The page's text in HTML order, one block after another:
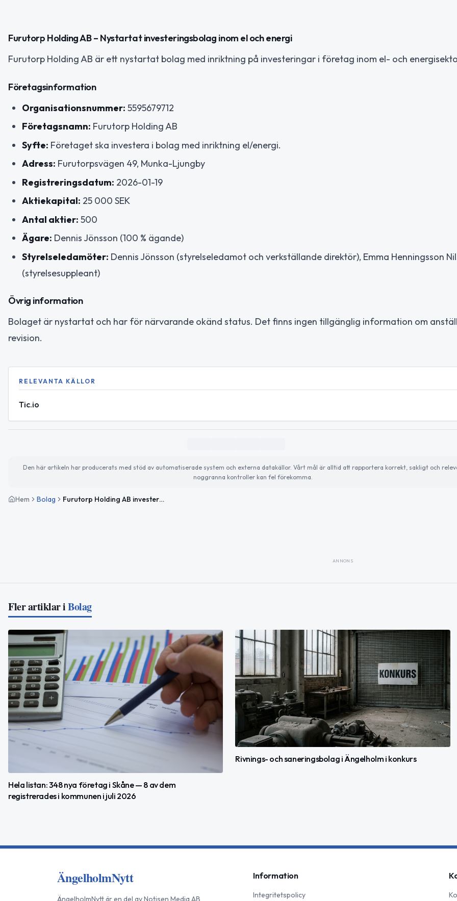
Furutorp Holding AB – Nystartat investeringsbolag inom el och energi
Furutorp Holding AB är ett nystartat bolag med inriktning på investeringar i företag inom el- och
Företagsinformation
Organisationsnummer: 5595679712
Företagsnamn: Furutorp Holding AB
Syfte: Företaget ska investera i bolag med inriktning el/energi.
Adress: Furutorpsvägen 49, Munka-Ljungby
Registreringsdatum: 2026-01-19
Aktiekapital: 25 000 SEK
Antal aktier: 500
Ägare: Dennis Jönsson (100 % ägande)
Styrelseledamöter: Dennis Jönsson (styrelseledamot och verkställande direktör), Emma Henningsson
(styrelsesuppleant)
Övrig information
Bolaget är nystartat och har för närvarande okänd status. Det finns ingen tillgänglig information om
revision.
RELEVANTA KÄLLOR
Tic.io
Den här artikeln har producerats med stöd av automatiserade system och externa datakällor. Vårt mål är alltid att rapportera korrekt, sakligt och
noggranna kontroller kan fel förekomma.
Hem Bolag Furutorp Holding AB investerar inom el och energi
ANNONS
Fler artiklar iBolag
Hela listan: 348 nya företag i Skåne — 8 av dem
registrerades i kommunen i juli 2026
Rivnings- och saneringsbolag i Ängelholm i konkurs
ÄngelholmNytt
ÄngelholmNyttär en del avNotisen Media AB
Information
Integritetspolicy